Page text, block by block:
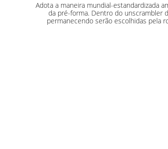
Adota a maneira mundial-estandardizada
da pré-forma. Dentro do unscrambler
permanecendo serão escolhidas pela